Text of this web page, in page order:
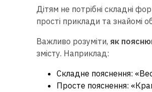
Дітям не потрібні складні
прості приклади та знайомі
Важливо розуміти, як
змісту. Наприклад:
Складне пояснення:
Просте пояснення: